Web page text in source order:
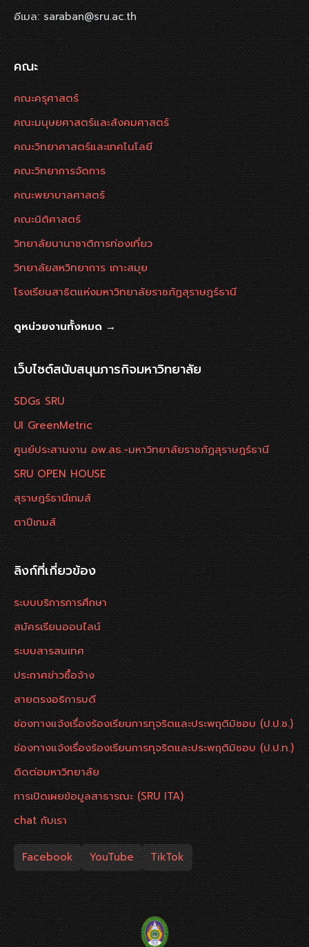
อีเมล: saraban@sru.ac.th
คณะ
คณะครุศาสตร์
คณะมนุษยศาสตร์และสังคมศาสตร์
คณะวิทยาศาสตร์และเทคโนโลยี
คณะวิทยาการจัดการ
คณะพยาบาลศาสตร์
คณะนิติศาสตร์
วิทยาลัยนานาชาติการท่องเที่ยว
วิทยาลัยสหวิทยาการ เกาะสมุย
โรงเรียนสาธิตแห่งมหาวิทยาลัยราชภัฏสุราษฎร์ธานี
ดูหน่วยงานทั้งหมด →
เว็บไซต์สนับสนุนภารกิจมหาวิทยาลัย
SDGs SRU
UI GreenMetric
ศูนย์ประสานงาน อพ.สธ.-มหาวิทยาลัยราชภัฏสุราษฎร์ธานี
SRU OPEN HOUSE
สุราษฎร์ธานีเกมส์
ตาปีเกมส์
ลิงก์ที่เกี่ยวข้อง
ระบบบริการการศึกษา
สมัครเรียนออนไลน์
ระบบสารสนเทศ
ประกาศข่าวซื้อจ้าง
สายตรงอธิการบดี
ช่องทางแจ้งเรื่องร้องเรียนการทุจริตและประพฤติมิชอบ (ป.ป.ช.)
ช่องทางแจ้งเรื่องร้องเรียนการทุจริตและประพฤติมิชอบ (ป.ป.ท.)
ติดต่อมหาวิทยาลัย
การเปิดเผยข้อมูลสาธารณะ (SRU ITA)
chat กับเรา
Facebook YouTube TikTok